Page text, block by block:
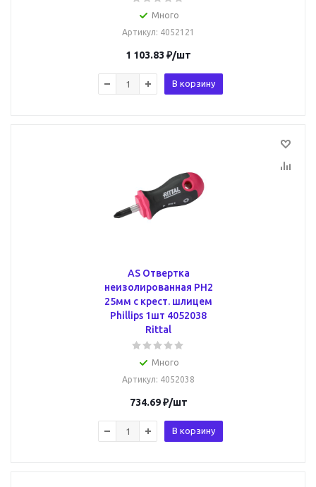
Много
Артикул: 4052121
1 103.83 ₽/шт
В корзину
AS Отвертка
неизолированная PH2
25мм с крест. шлицем
Phillips 1шт 4052038
Rittal
Много
Артикул: 4052038
734.69₽/шт
В корзину